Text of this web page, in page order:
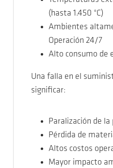
(hasta 1.450 °C)
Ambientes
Operación 24/7
Alto consumo de
Una falla en el
significar:
Paralización de la
Pérdida de
Altos costos
Mayor impacto